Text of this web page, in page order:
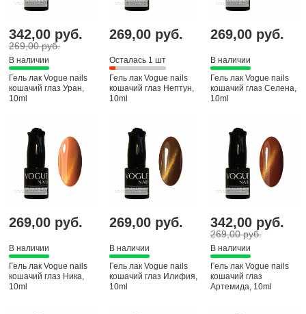
342,00 руб.
269,00 руб.
В наличии
Гель лак Vogue nails
кошачий глаз Уран,
10ml
269,00 руб.
Осталась 1 шт
Гель лак Vogue nails
кошачий глаз Нептун,
10ml
269,00 руб.
В наличии
Гель лак Vogue nails
кошачий глаз Селена,
10ml
269,00 руб.
В наличии
Гель лак Vogue nails
кошачий глаз Ника,
10ml
269,00 руб.
В наличии
Гель лак Vogue nails
кошачий глаз Илифия,
10ml
342,00 руб.
269,00 руб.
В наличии
Гель лак Vogue nails
кошачий глаз
Артемида, 10ml